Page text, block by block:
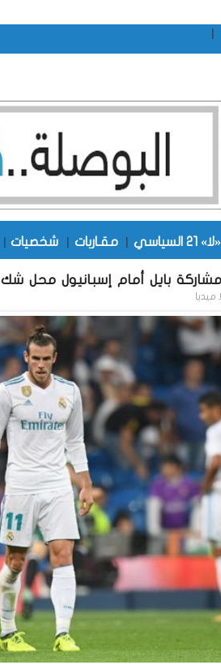
|
«لا» 21 السياسي | مقـاربات | شخصيات |
بايل أمام إسبانيول محل شك
ميديا